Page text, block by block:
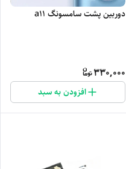
دوربین پشت سامسونگ a11
330,000
افزودن به سبد